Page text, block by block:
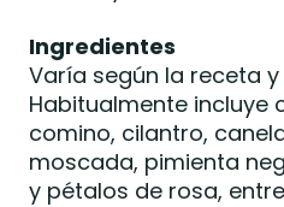
Ingredientes
Varía según la receta
Habitualmente incluye
comino, cilantro,
moscada, pimienta
y pétalos de rosa,